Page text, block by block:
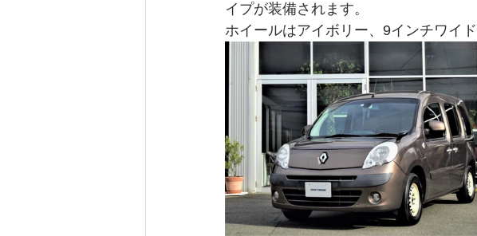
イプが装備されます。
ホイールはアイボリー、9インチワイ